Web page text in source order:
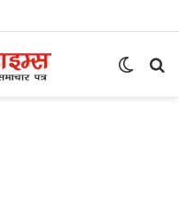
Switch